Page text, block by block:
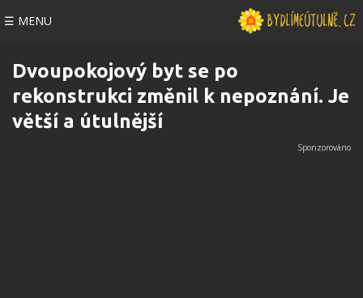
☰ MENU
Dvoupokojový byt se po
rekonstrukci změnil k nepoznání. Je
větší a útulnější